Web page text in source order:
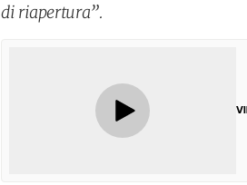
di riapertura”.